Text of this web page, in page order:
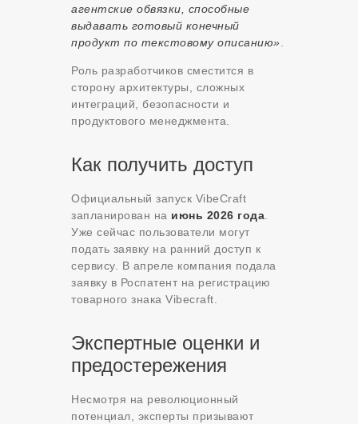
агентские обвязки, способные
выдавать готовый конечный
продукт по текстовому описанию».
Роль разработчиков сместится в
сторону архитектуры, сложных
интеграций, безопасности и
продуктового менеджмента.
Как получить доступ
Официальный запуск VibeCraft
запланирован на июнь 2026 года.
Уже сейчас пользователи могут
подать заявку на ранний доступ к
сервису. В апреле компания подала
заявку в Роспатент на регистрацию
товарного знака Vibecraft.
Экспертные оценки и
предостережения
Несмотря на революционный
потенциал, эксперты призывают